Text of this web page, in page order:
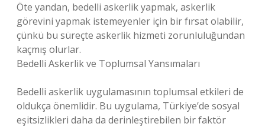
Öte yandan, bedelli askerlik yapmak, askerlik
görevini yapmak istemeyenler için bir fırsat olabilir,
çünkü bu süreçte askerlik hizmeti zorunluluğundan
kaçmış olurlar.
Bedelli Askerlik ve Toplumsal Yansımaları
Bedelli askerlik uygulamasının toplumsal etkileri de
oldukça önemlidir. Bu uygulama, Türkiye’de sosyal
eşitsizlikleri daha da derinleştirebilen bir faktör